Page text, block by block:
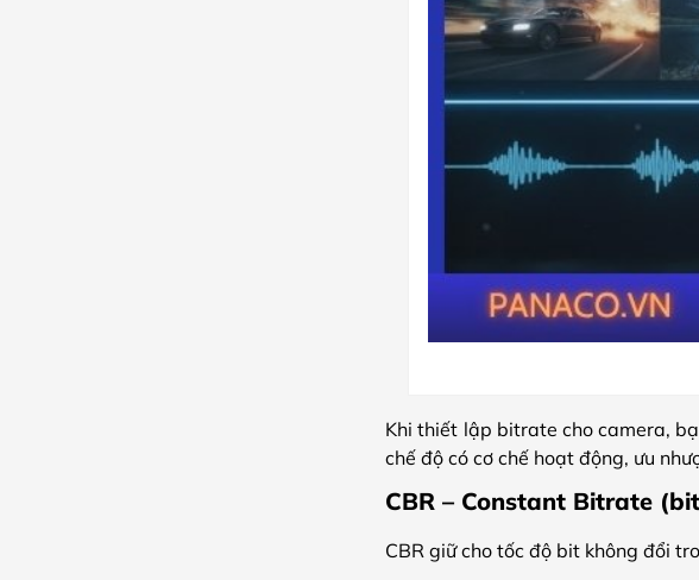
Khi thiết lập bitrate cho camera,
chế độ có cơ chế hoạt động, ưu
CBR – Constant Bitrate
CBR giữ cho tốc độ bit không đổi